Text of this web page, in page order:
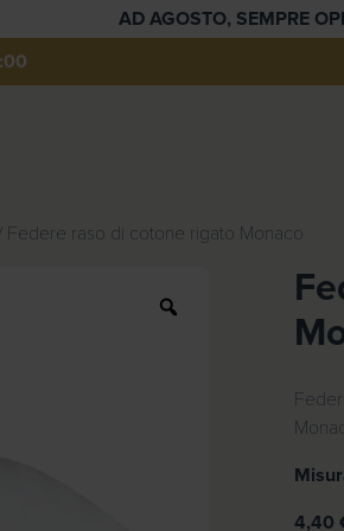
AD AGOSTO, SEMPRE
Federe raso di cotone rigato Monaco
4,40